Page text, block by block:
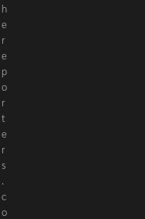
t
h
e
r
e
p
o
r
t
e
r
s
.
c